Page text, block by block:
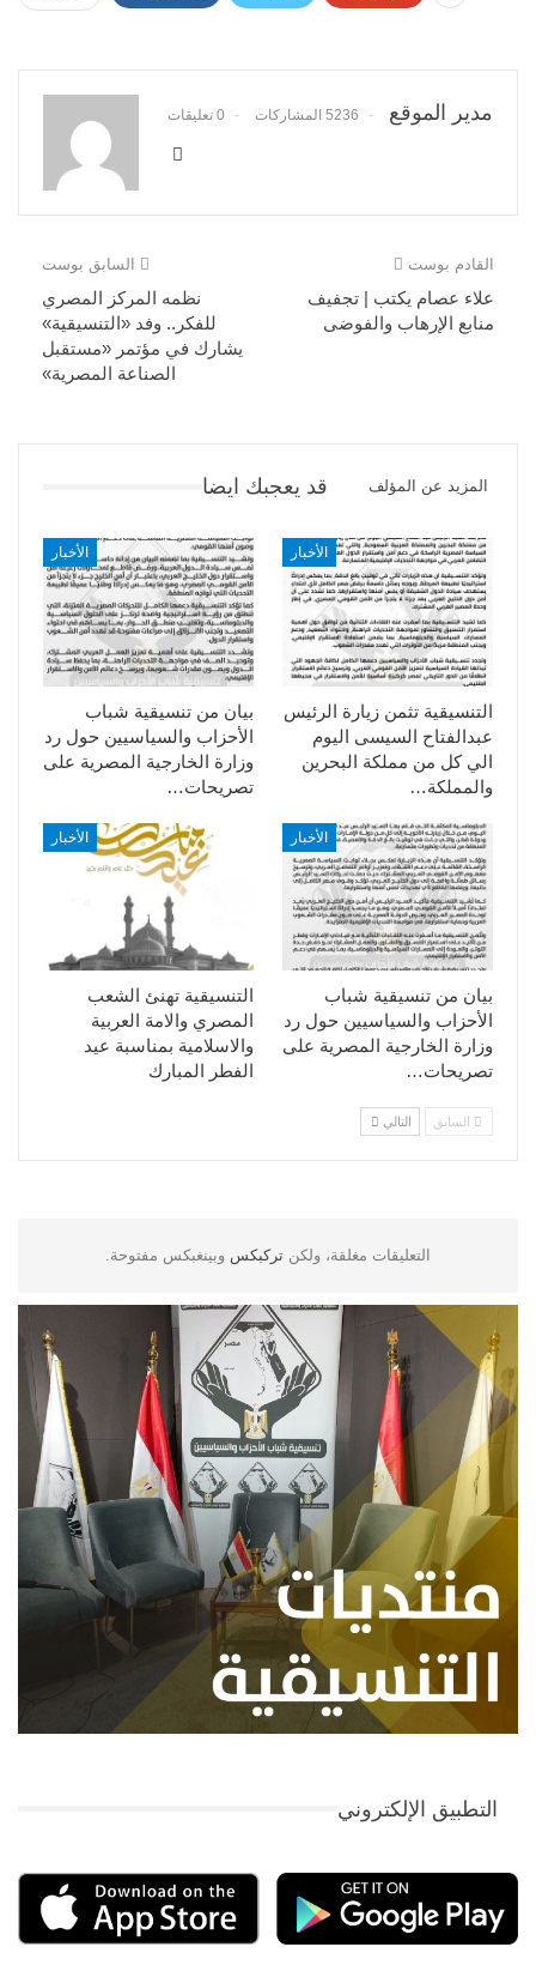
مدير الموقع 5236 المشاركات 0 تعليقات
السابق بوست
نظمه المركز المصري
للفكر.. وفد «التنسيقية»
يشارك في مؤتمر «مستقبل
الصناعة المصرية»
القادم بوست
علاء عصام يكتب | تجفيف
منابع الإرهاب والفوضى
قد يعجبك ايضا المزيد عن المؤلف
الأخبار
بيان من تنسيقية شباب
الأحزاب والسياسيين حول رد
وزارة الخارجية المصرية على
تصريحات…
الأخبار
التنسيقية تثمن زيارة الرئيس
عبدالفتاح السيسى اليوم
الي كل من مملكة البحرين
والمملكة…
الأخبار
التنسيقية تهنئ الشعب
المصري والامة العربية
والاسلامية بمناسبة عيد
الفطر المبارك
الأخبار
بيان من تنسيقية شباب
الأحزاب والسياسيين حول رد
وزارة الخارجية المصرية على
تصريحات…
السابق التالي
التعليقات مغلقة، ولكن تركبكس وبينغبكس مفتوحة.
التطبيق الإلكتروني